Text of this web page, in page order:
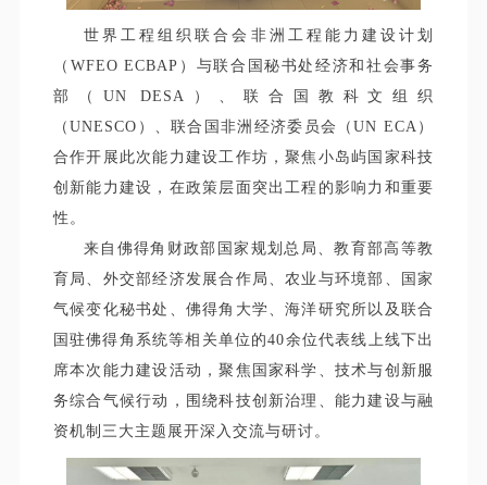
世界工程组织联合会非洲工程能力建设计划
（WFEO ECBAP）与联合国秘书处经济和社会事务
部（UN DESA）、联合国教科文组织
（UNESCO）、联合国非洲经济委员会（UN ECA）
合作开展此次能力建设工作坊，聚焦小岛屿国家科技
创新能力建设，在政策层面突出工程的影响力和重要
性。
来自佛得角财政部国家规划总局、教育部高等教
育局、外交部经济发展合作局、农业与环境部、国家
气候变化秘书处、佛得角大学、海洋研究所以及联合
国驻佛得角系统等相关单位的40余位代表线上线下出
席本次能力建设活动，聚焦国家科学、技术与创新服
务综合气候行动，围绕科技创新治理、能力建设与融
资机制三大主题展开深入交流与研讨。